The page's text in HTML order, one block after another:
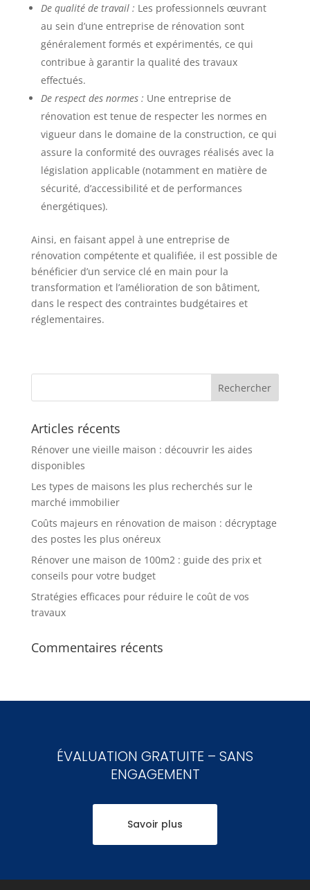
De qualité de travail : Les professionnels œuvrant
au sein d’une entreprise de rénovation sont
généralement formés et expérimentés, ce qui
contribue à garantir la qualité des travaux
effectués.
De respect des normes : Une entreprise de
rénovation est tenue de respecter les normes en
vigueur dans le domaine de la construction, ce qui
assure la conformité des ouvrages réalisés avec la
législation applicable (notamment en matière de
sécurité, d’accessibilité et de performances
énergétiques).
Ainsi, en faisant appel à une entreprise de
rénovation compétente et qualifiée, il est possible de
bénéficier d’un service clé en main pour la
transformation et l’amélioration de son bâtiment,
dans le respect des contraintes budgétaires et
réglementaires.
Articles récents
Rénover une vieille maison : découvrir les aides
disponibles
Les types de maisons les plus recherchés sur le
marché immobilier
Coûts majeurs en rénovation de maison : décryptage
des postes les plus onéreux
Rénover une maison de 100m2 : guide des prix et
conseils pour votre budget
Stratégies efficaces pour réduire le coût de vos
travaux
Commentaires récents
ÉVALUATION GRATUITE – SANS
ENGAGEMENT
Savoir plus